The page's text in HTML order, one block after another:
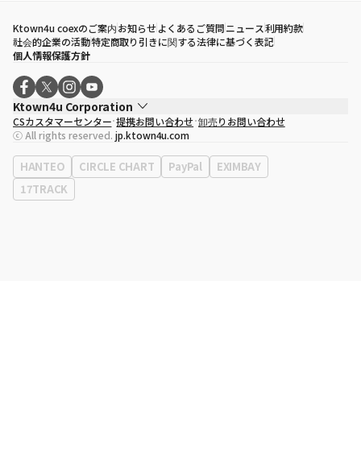
Ktown4u coexのご案内お知らせよくあるご質問ニュース利用約款
社会的企業の活動特定商取り引きに関する法律に基づく表記
個人情報保護方針
Ktown4u Corporation
代表取締役
ソン・ヒョミン
事業者登録番号120-87-71116
eContext
0120-23-7523
事務所住所
ソウル特別市江南区永東大路513、3階(三成洞、coex)
CSカスタマーセンター 提携お問い合わせ 卸売りお問い合わせ
ⓒ All rights reserved. jp.ktown4u.com
HANTEO CIRCLE CHART PayPal
EXIMBAY
17TRACK